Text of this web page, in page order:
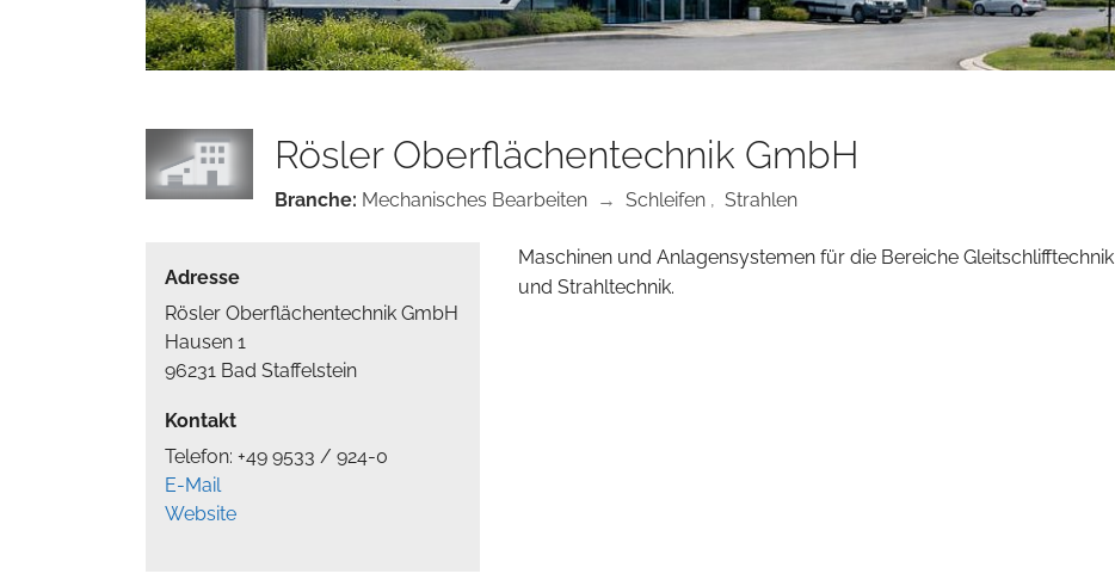
Rösler Oberflächentechnik GmbH
Branche: Mechanisches Bearbeiten → Schleifen , Strahlen
Adresse
Rösler Oberflächentechnik GmbH
Hausen 1
96231 Bad Staffelstein
Kontakt
Telefon: +49 9533 / 924-0
E-Mail
Website
Maschinen und Anlagensystemen für die Bereiche Gleitschlifftechnik
und Strahltechnik.